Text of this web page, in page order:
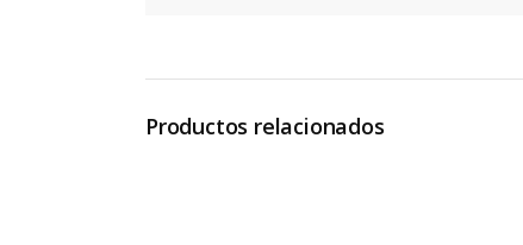
Productos relacionados